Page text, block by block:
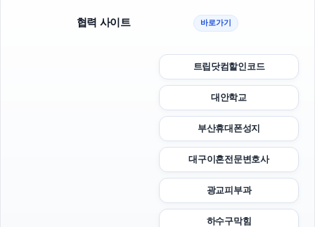
협력 사이트 바로가기
트립닷컴할인코드
대안학교
부산휴대폰성지
대구이혼전문변호사
광교피부과
하수구막힘